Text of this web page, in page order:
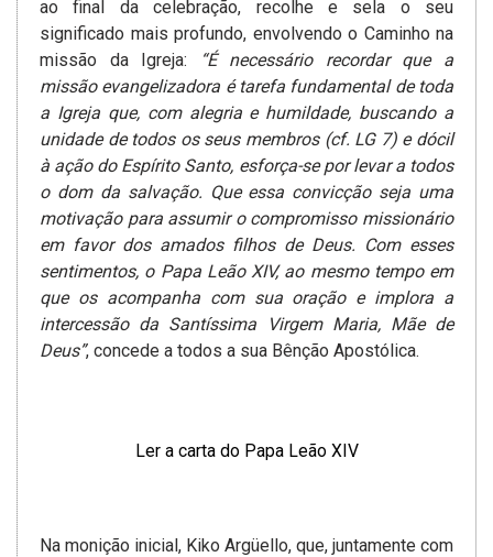
ao final da celebração, recolhe e sela o seu
significado mais profundo, envolvendo o Caminho na
missão da Igreja:
“É necessário recordar que a
missão evangelizadora é tarefa fundamental de toda
a Igreja que, com alegria e humildade, buscando a
unidade de todos os seus membros (cf. LG 7) e dócil
à ação do Espírito Santo, esforça-se por levar a todos
o dom da salvação. Que essa convicção seja uma
motivação para assumir o compromisso missionário
em favor dos amados filhos de Deus. Com esses
sentimentos, o Papa Leão XIV, ao mesmo tempo em
que os acompanha com sua oração e implora a
intercessão da Santíssima Virgem Maria, Mãe de
Deus”, concede a todos a sua Bênção Apostólica.
Ler a carta do Papa Leão XIV
Na monição inicial, Kiko Argüello, que, juntamente com